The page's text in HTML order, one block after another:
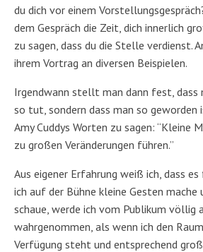
du dich vor einem
dem Gespräch die Zeit, dich innerlich
zu sagen, dass du die Stelle verdienst.
ihrem Vortrag an diversen Beispielen.
Irgendwann stellt man dann fest, dass
so tut, sondern dass man so geworden
Amy Cuddys Worten zu sagen: “Kleine
zu großen Veränderungen führen.”
Aus eigener Erfahrung weiß ich, dass
ich auf der Bühne kleine Gesten mache
schaue, werde ich vom Publikum völlig
wahrgenommen, als wenn ich den
Verfügung steht und entsprechend